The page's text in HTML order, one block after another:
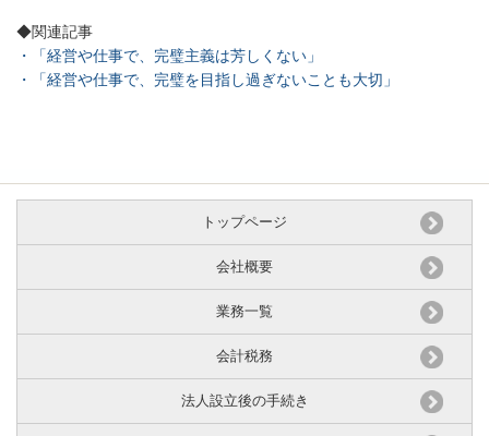
◆関連記事
・「経営や仕事で、完璧主義は芳しくない」
・「経営や仕事で、完璧を目指し過ぎないことも大切」
トップページ
会社概要
業務一覧
会計税務
法人設立後の手続き